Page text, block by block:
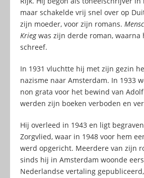
maar schakelde vrij snel over op
zijn moeder, voor zijn romans.
Kriegwas zijn derde roman, waarna
schreef.
In 1931 vluchtte hij met zijn gezin
nazisme naar Amsterdam. In 1933
non grata voor het bewind van
werden zijn boeken verboden en
Hij overleed in 1943 en ligt
Zorgvlied, waar in 1948 voor hem
werd opgericht. Meerdere van zijn
sinds hij in Amsterdam woonde
Nederlandse vertaling